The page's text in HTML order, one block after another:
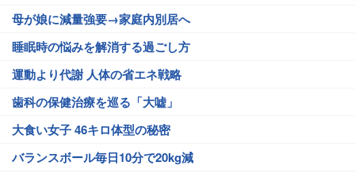
母が娘に減量強要→家庭内別居へ
睡眠時の悩みを解消する過ごし方
運動より代謝 人体の省エネ戦略
歯科の保健治療を巡る「大嘘」
大食い女子 46キロ体型の秘密
バランスボール毎日10分で20kg減